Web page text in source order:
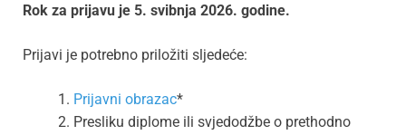
Rok za prijavu je 5. svibnja 2026. godine.
Prijavi je potrebno priložiti sljedeće:
Prijavni obrazac*
Presliku diplome ili svjedodžbe o prethodno